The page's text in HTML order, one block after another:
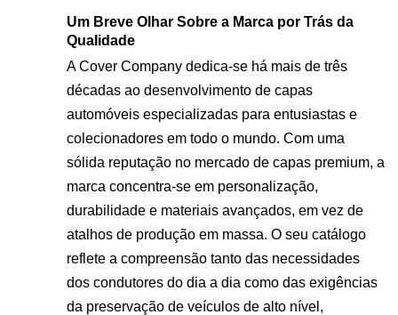
Um Breve Olhar Sobre a Marca por Trás da
Qualidade
A Cover Company dedica-se há mais de três
décadas ao desenvolvimento de capas
automóveis especializadas para entusiastas e
colecionadores em todo o mundo. Com uma
sólida reputação no mercado de capas premium, a
marca concentra-se em personalização,
durabilidade e materiais avançados, em vez de
atalhos de produção em massa. O seu catálogo
reflete a compreensão tanto das necessidades
dos condutores do dia a dia como das exigências
da preservação de veículos de alto nível,